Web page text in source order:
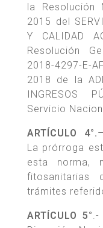
la
2015 del
Y CALIDAD
Resolución
2018-4297-E-
2018 de la
INGRESOS
Servicio
ARTÍCULO 4°.
La prórroga
esta norma,
fitosanitarias
trámites
ARTÍCULO 5°.-